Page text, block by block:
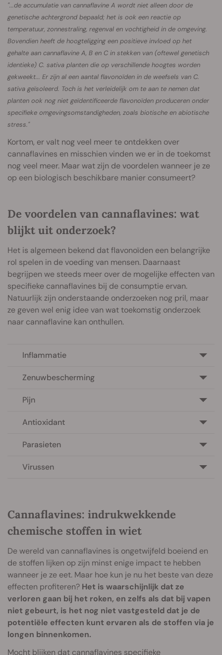
"...de accumulatie van cannaflavine A wordt niet alleen door de
genetische achtergrond bepaald; het is ook een reactie op
temperatuur, zonnestraling, regenval en vochtigheid in de omgeving.
Bovendien heeft de hoogteligging een positieve invloed op het
gehalte aan cannaflavine A, B en C in stekken van (oftewel genetisch
identieke) C. sativa planten die op verschillende hoogtes worden
gekweekt... Er zijn al een aantal flavonoïden in de weefsels van C.
sativa geïsoleerd. Toch is het verleidelijk om te aan te nemen dat
planten ook nog niet geïdentificeerde flavonoïden produceren onder
specifieke omgevingsomstandigheden, zoals biotische en abiotische
stress."
Kortom, er valt nog veel meer te ontdekken over
cannaflavines en misschien vinden we er in de toekomst
nog veel meer. Maar wat zijn de voordelen wanneer je ze
op een biologisch beschikbare manier consumeert?
De voordelen van cannaflavines: wat
blijkt uit onderzoek?
Het is algemeen bekend dat flavonoïden een belangrijke
rol spelen in de voeding van mensen. Daarnaast
begrijpen we steeds meer over de mogelijke effecten van
specifieke cannaflavines bij de consumptie ervan.
Natuurlijk zijn onderstaande onderzoeken nog pril, maar
ze geven wel enig idee van wat toekomstig onderzoek
naar cannaflavine kan onthullen.
Inflammatie
Zenuwbescherming
Pijn
Antioxidant
Parasieten
Virussen
Cannaflavines: indrukwekkende
chemische stoffen in wiet
De wereld van cannaflavines is ongetwijfeld boeiend en
de stoffen lijken op zijn minst enige impact te hebben
wanneer je ze eet. Maar hoe kun je nu het beste van deze
effecten profiteren? Het is waarschijnlijk dat ze
verloren gaan bij het roken, en zelfs als dat bij vapen
niet gebeurt, is het nog niet vastgesteld dat je de
potentiële effecten kunt ervaren als de stoffen via je
longen binnenkomen.
Mocht blijken dat cannaflavines specifieke